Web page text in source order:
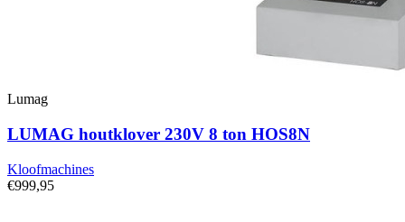
Lumag
LUMAG houtklover 230V 8 ton HOS8N
Kloofmachines
€999,95